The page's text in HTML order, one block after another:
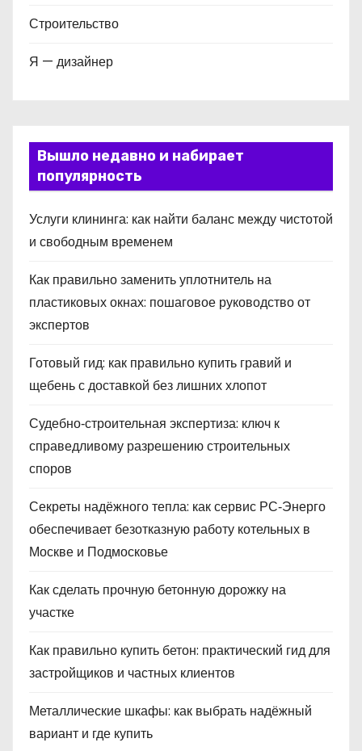
Строительство
Я — дизайнер
Вышло недавно и набирает
популярность
Услуги клининга: как найти баланс между чистотой
и свободным временем
Как правильно заменить уплотнитель на
пластиковых окнах: пошаговое руководство от
экспертов
Готовый гид: как правильно купить гравий и
щебень с доставкой без лишних хлопот
Судебно‑строительная экспертиза: ключ к
справедливому разрешению строительных
споров
Секреты надёжного тепла: как сервис РС‑Энерго
обеспечивает безотказную работу котельных в
Москве и Подмосковье
Как сделать прочную бетонную дорожку на
участке
Как правильно купить бетон: практический гид для
застройщиков и частных клиентов
Металлические шкафы: как выбрать надёжный
вариант и где купить